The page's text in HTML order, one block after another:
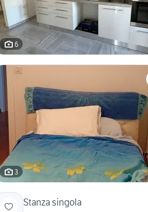
6
3
Stanza singola